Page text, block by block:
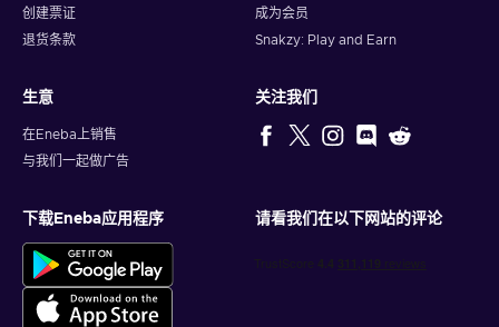
创建票证
退货条款
成为会员
Snakzy: Play and Earn
生意
在Eneba上销售
与我们一起做广告
关注我们
下载Eneba应用程序 请看我们在以下网站的评论